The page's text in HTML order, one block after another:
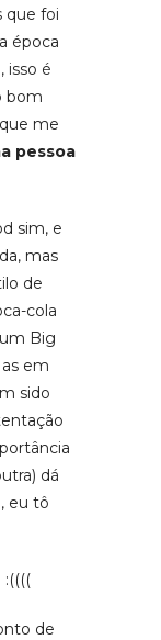
que foi
época
isso é
bom
me
pessoa
sim, e
mas
de
cola
Big
em
sido
dá
eu tô
de